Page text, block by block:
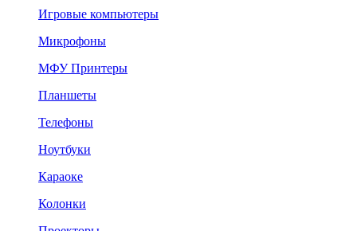
Игровые компьютеры
Микрофоны
МФУ Принтеры
Планшеты
Телефоны
Ноутбуки
Караоке
Колонки